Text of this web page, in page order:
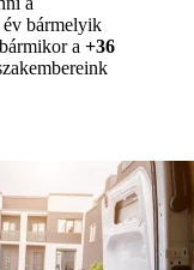
év bármelyik
a +36